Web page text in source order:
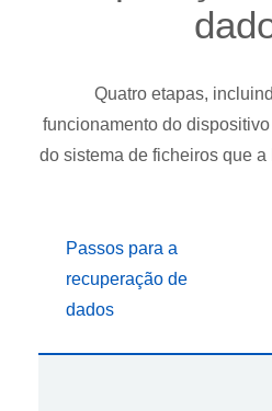
Quatro etapas,
funcionamento do
do sistema de ficheiros que
Passos para a
recuperação de
dados